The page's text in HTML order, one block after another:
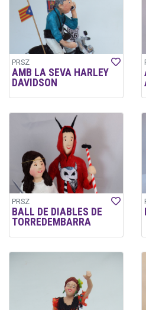
PRSZ
AMB LA SEVA HARLEY
DAVIDSON
PRSZ
BALL DE DIABLES DE
TORREDEMBARRA